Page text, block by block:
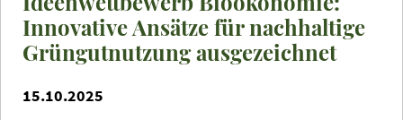
Innovative Ansätze für nachhaltige
Grüngutnutzung ausgezeichnet
15.10.2025